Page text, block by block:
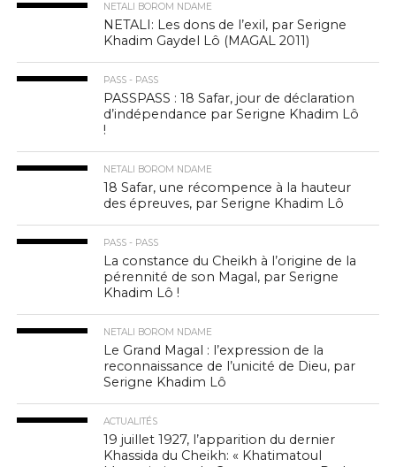
NETALI BOROM NDAME
NETALI: Les dons de l’exil, par Serigne
Khadim Gaydel Lô (MAGAL 2011)
PASS - PASS
PASSPASS : 18 Safar, jour de déclaration
d’indépendance par Serigne Khadim Lô
!
NETALI BOROM NDAME
18 Safar, une récompence à la hauteur
des épreuves, par Serigne Khadim Lô
PASS - PASS
La constance du Cheikh à l’origine de la
pérennité de son Magal, par Serigne
Khadim Lô !
NETALI BOROM NDAME
Le Grand Magal : l’expression de la
reconnaissance de l’unicité de Dieu, par
Serigne Khadim Lô
ACTUALITÉS
19 juillet 1927, l’apparition du dernier
Khassida du Cheikh: « Khatimatoul